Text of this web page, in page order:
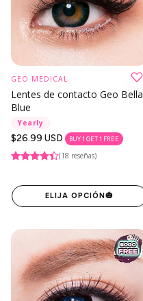
GEO MEDICAL
Lentes de contacto Geo Bella
Blue
Yearly
Precio
regular
$26.99 USD BUY 1 GET 1 FREE
(18 reseñas)
ELIJA OPCIÓN🎃